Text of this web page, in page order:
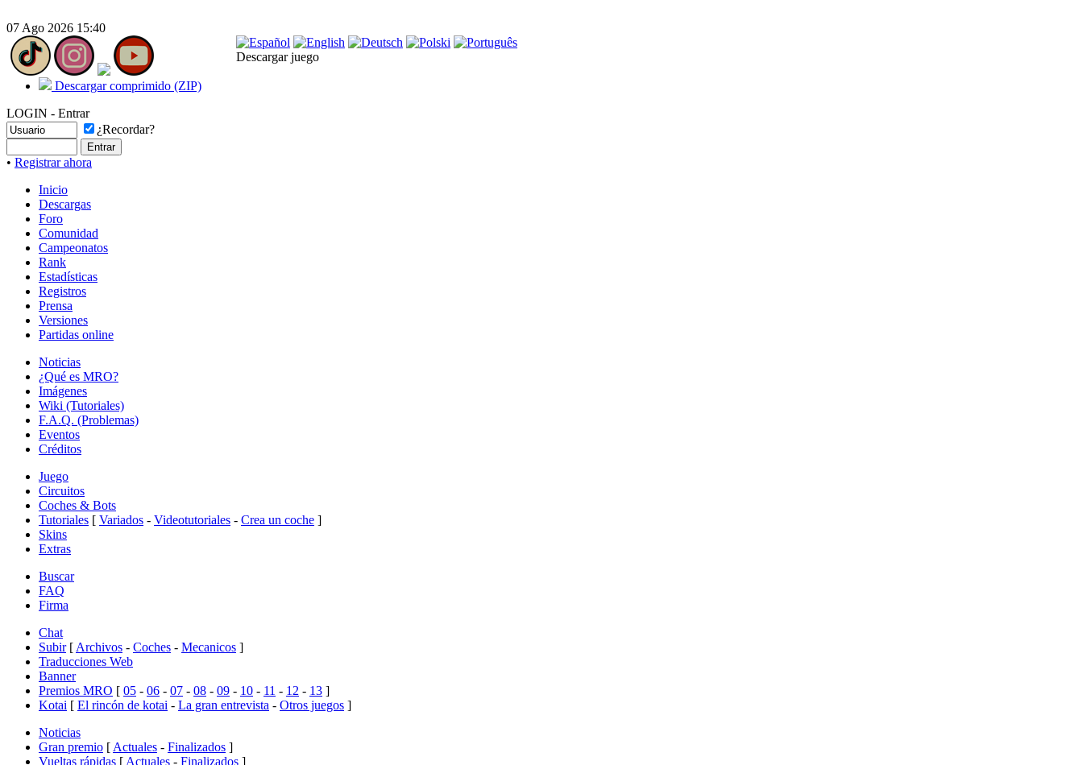
07 Ago 2026 15:40
Descargar juego
Descargar comprimido (ZIP)
LOGIN - Entrar
¿Recordar?
• Registrar ahora
Inicio
Descargas
Foro
Comunidad
Campeonatos
Rank
Estadísticas
Registros
Prensa
Versiones
Partidas online
Noticias
¿Qué es MRO?
Imágenes
Wiki (Tutoriales)
F.A.Q. (Problemas)
Eventos
Créditos
Juego
Circuitos
Coches & Bots
Tutoriales [ Variados - Videotutoriales - Crea un coche ]
Skins
Extras
Buscar
FAQ
Firma
Chat
Subir [ Archivos - Coches - Mecanicos ]
Traducciones Web
Banner
Premios MRO [ 05 - 06 - 07 - 08 - 09 - 10 - 11 - 12 - 13 ]
Kotai [ El rincón de kotai - La gran entrevista - Otros juegos ]
Noticias
Gran premio [ Actuales - Finalizados ]
Vueltas rápidas [ Actuales - Finalizados ]